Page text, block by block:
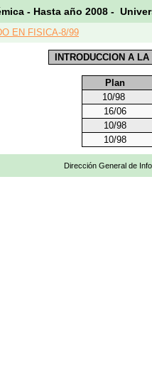
- Hasta año 2008 -
EN FISICA-8/99
INTRODUCCION A
Plan
10/98
16/06
10/98
10/98
Dirección General de